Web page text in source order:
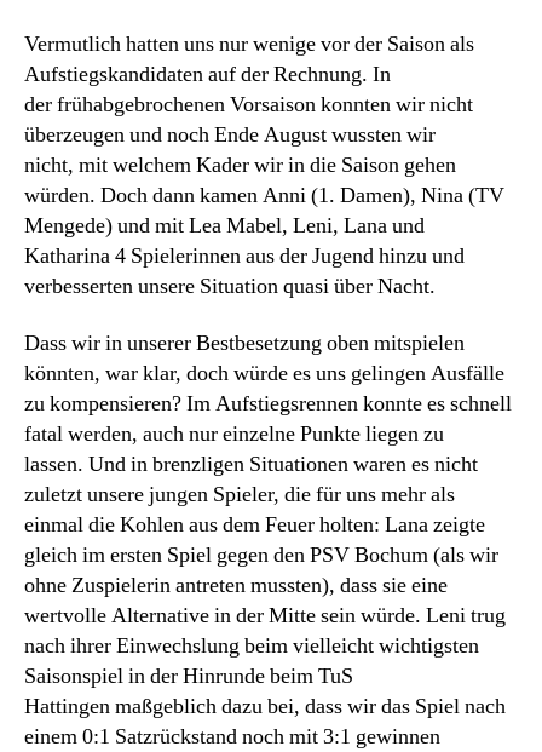
Vermutlich hatten uns nur wenige vor der Saison als
Aufstiegskandidaten auf der Rechnung. In
der frühabgebrochenen Vorsaison konnten wir nicht
überzeugen und noch Ende August wussten wir
nicht, mit welchem Kader wir in die Saison gehen
würden. Doch dann kamen Anni (1. Damen), Nina (TV
Mengede) und mit Lea Mabel, Leni, Lana und
Katharina 4 Spielerinnen aus der Jugend hinzu und
verbesserten unsere Situation quasi über Nacht.
Dass wir in unserer Bestbesetzung oben mitspielen
könnten, war klar, doch würde es uns gelingen Ausfälle
zu kompensieren? Im Aufstiegsrennen konnte es schnell
fatal werden, auch nur einzelne Punkte liegen zu
lassen. Und in brenzligen Situationen waren es nicht
zuletzt unsere jungen Spieler, die für uns mehr als
einmal die Kohlen aus dem Feuer holten: Lana zeigte
gleich im ersten Spiel gegen den PSV Bochum (als wir
ohne Zuspielerin antreten mussten), dass sie eine
wertvolle Alternative in der Mitte sein würde. Leni trug
nach ihrer Einwechslung beim vielleicht wichtigsten
Saisonspiel in der Hinrunde beim TuS
Hattingen maßgeblich dazu bei, dass wir das Spiel nach
einem 0:1 Satzrückstand noch mit 3:1 gewinnen